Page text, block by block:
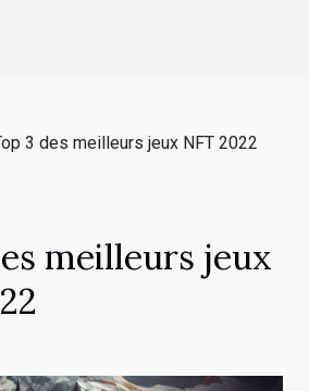
3 des meilleurs jeux NFT 2022
meilleurs jeux